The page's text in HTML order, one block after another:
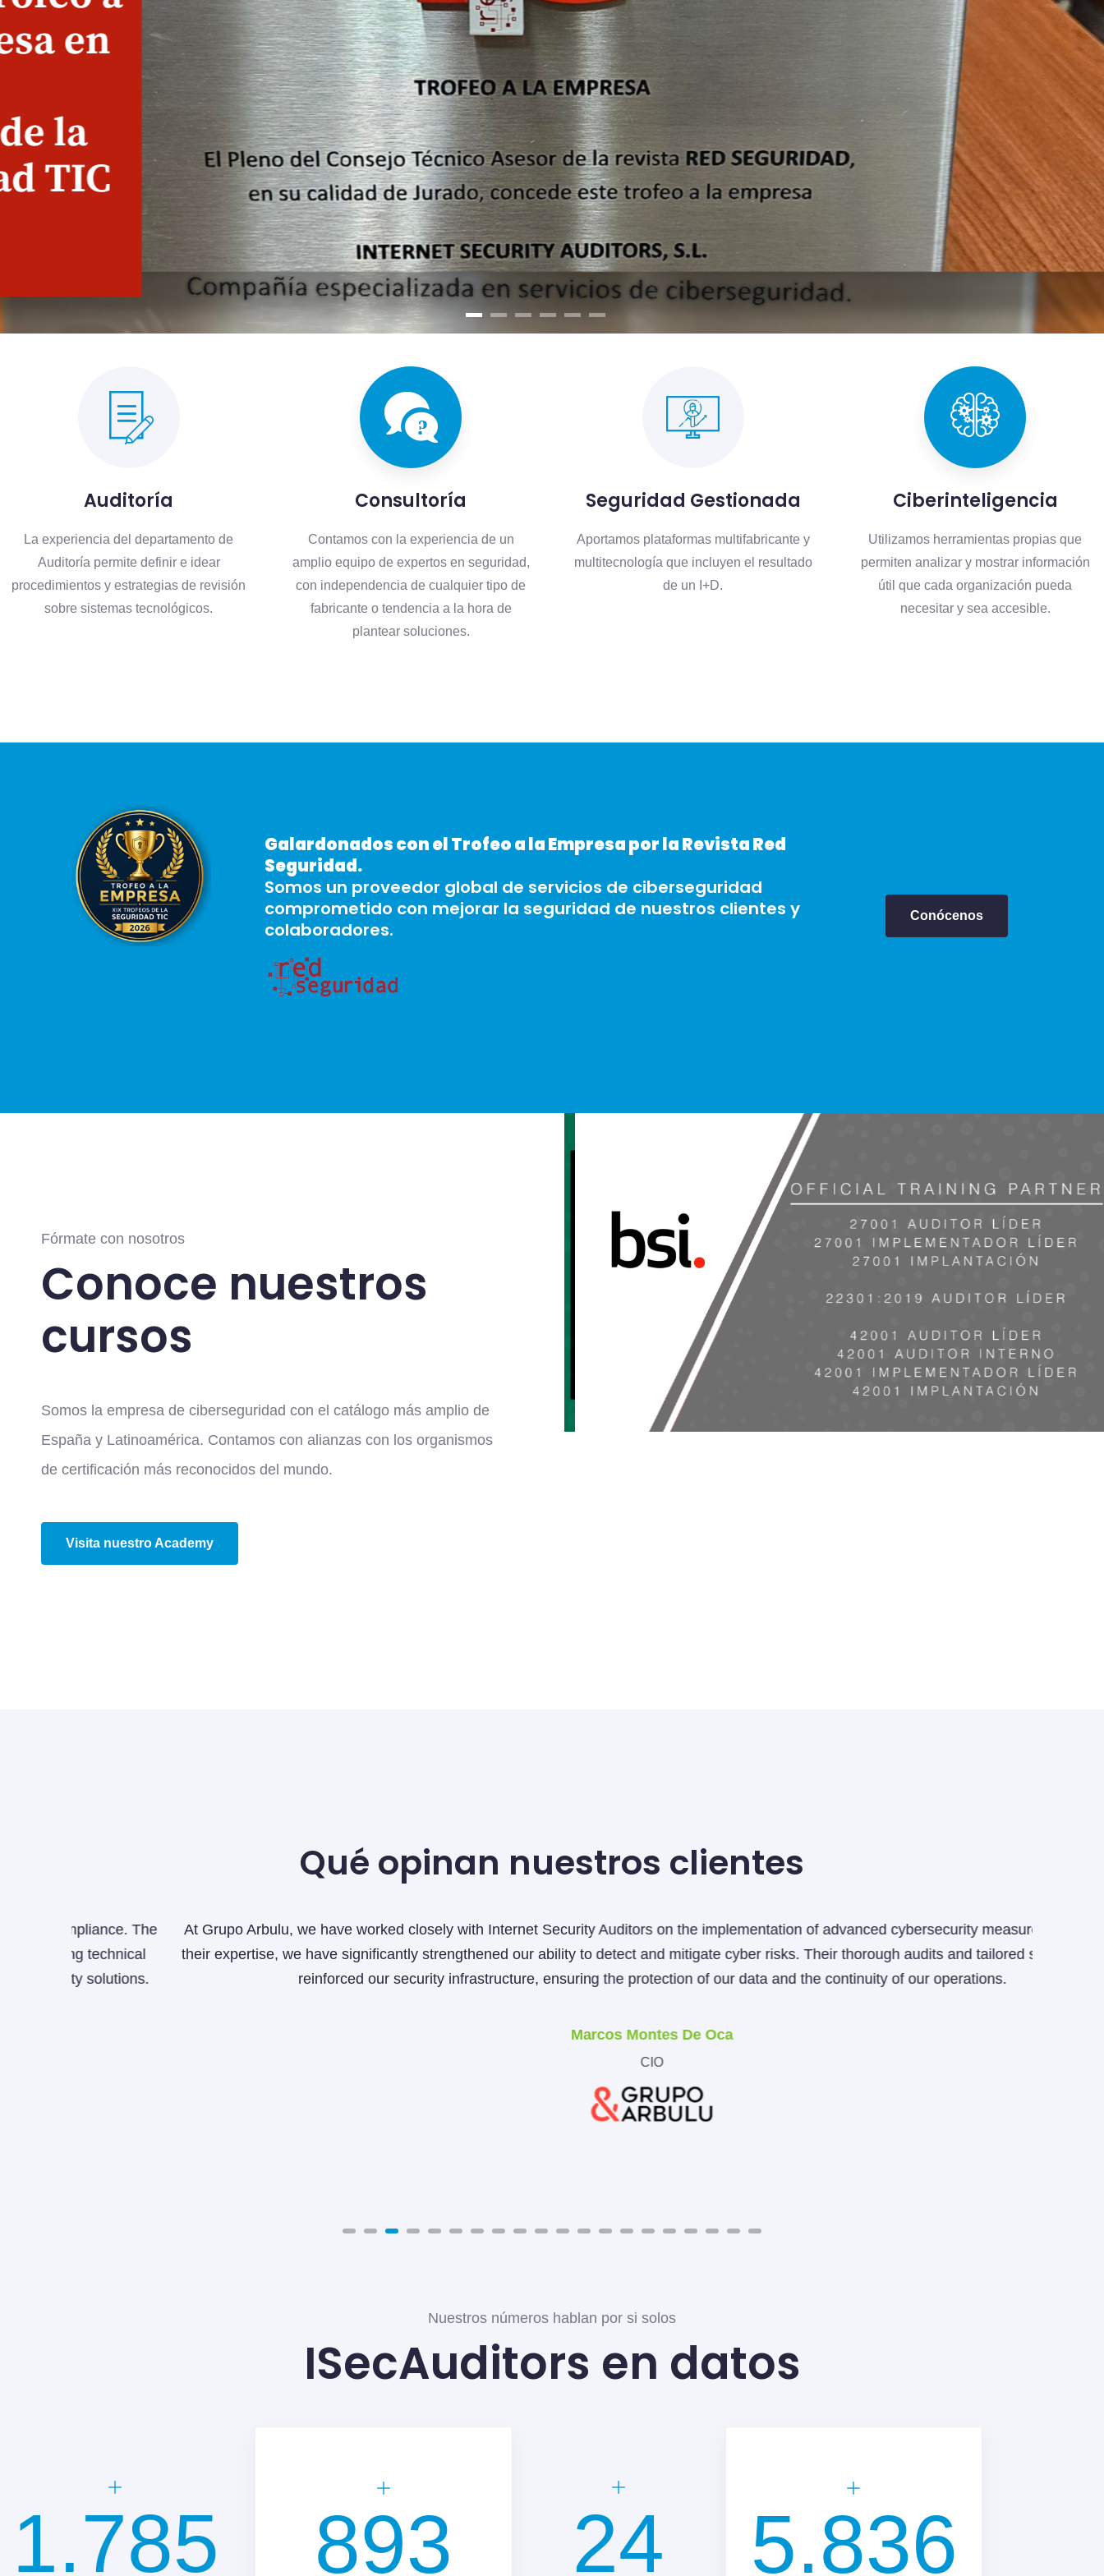
Auditoría
La experiencia del departamento de
Auditoría permite definir e idear
procedimientos y estrategias de revisión
sobre sistemas tecnológicos.
Consultoría
Contamos con la experiencia de un
amplio equipo de expertos en seguridad,
con independencia de cualquier tipo de
fabricante o tendencia a la hora de
plantear soluciones.
Seguridad Gestionada
Aportamos plataformas multifabricante y
multitecnología que incluyen el resultado
de un I+D.
Ciberinteligencia
Utilizamos herramientas propias que
permiten analizar y mostrar información
útil que cada organización pueda
necesitar y sea accesible.
Galardonados con el Trofeo a la Empresa por la Revista Red
Seguridad.
Somos un proveedor global de servicios de ciberseguridad
comprometido con mejorar la seguridad de nuestros clientes y
colaboradores.
Conócenos
Fórmate con nosotros
Conoce nuestros
cursos
Somos la empresa de ciberseguridad con el catálogo más amplio de
España y Latinoamérica. Contamos con alianzas con los organismos
de certificación más reconocidos del mundo.
Visita nuestro Academy
Qué opinan nuestros clientes
At Grupo Arbulu, we have worked closely with Internet Security Auditors on the implementation of advanced cybersecurity measures. Thanks to
their expertise, we have significantly strengthened our ability to detect and mitigate cyber risks. Their thorough audits and tailored solutions have
reinforced our security infrastructure, ensuring the protection of our data and the continuity of our operations.
Marcos Montes De Oca
Nuestros números hablan por si solos
ISecAuditors en datos
2.600 1.300 35 8.500